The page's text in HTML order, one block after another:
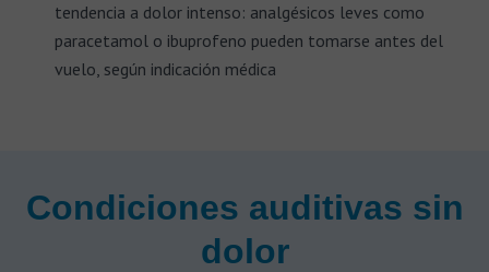
tendencia a dolor intenso: analgésicos leves como
paracetamol o ibuprofeno pueden tomarse antes del
vuelo, según indicación médica
Condiciones auditivas sin
dolor